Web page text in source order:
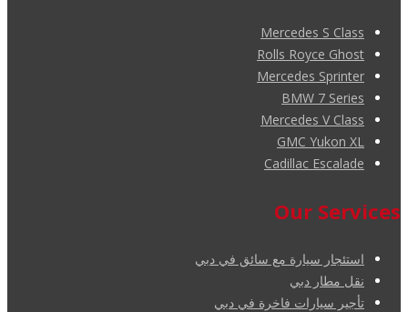
Mercedes S Class
Rolls Royce Ghost
Mercedes Sprinter
BMW 7 Series
Mercedes V Class
GMC Yukon XL
Cadillac Escalade
Our Services
استئجار سيارة مع سائق في دبي
نقل مطار دبي
تأجير سيارات فاخرة في دبي